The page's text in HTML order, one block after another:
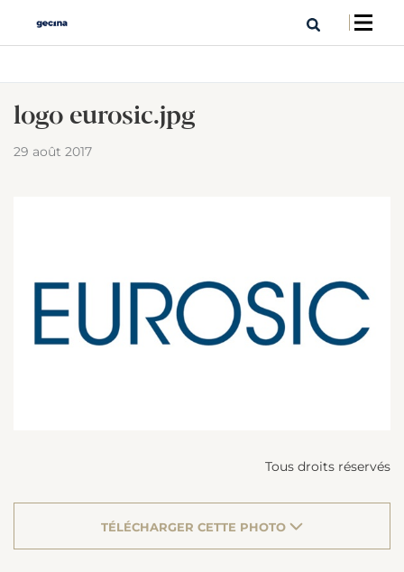
logo eurosic.jpg
29 août 2017
Tous droits réservés
TÉLÉCHARGER CETTE PHOTO